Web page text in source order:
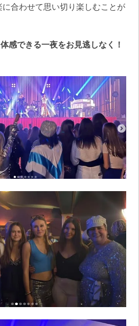
合わせて思い切り楽しむことが
感できる一夜をお見逃しなく！